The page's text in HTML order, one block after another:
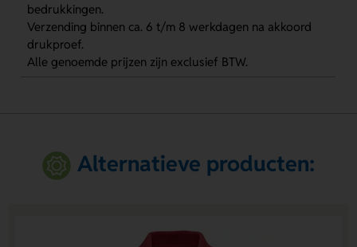
bedrukkingen.
Verzending binnen ca. 6 t/m 8 werkdagen na akkoord
drukproef.
Alle genoemde prijzen zijn exclusief BTW.
Alternatieve producten: